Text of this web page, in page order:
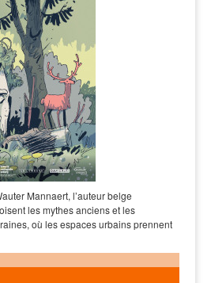
Mannaert, l’auteur belge
les mythes anciens et les
où les espaces urbains prennent